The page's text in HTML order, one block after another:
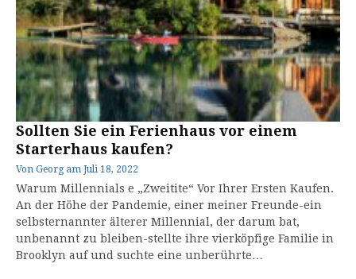
Sollten Sie ein Ferienhaus vor einem
Starterhaus kaufen?
Von Georg am Juli 18, 2022
Warum Millennials e „Zweitite“ Vor Ihrer Ersten Kaufen.
An der Höhe der Pandemie, einer meiner Freunde-ein
selbsternannter älterer Millennial, der darum bat,
unbenannt zu bleiben-stellte ihre vierköpfige Familie in
Brooklyn auf und suchte eine unberührte…